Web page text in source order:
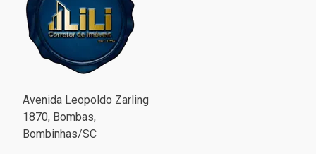
Avenida Leopoldo Zarling
1870, Bombas,
Bombinhas/SC